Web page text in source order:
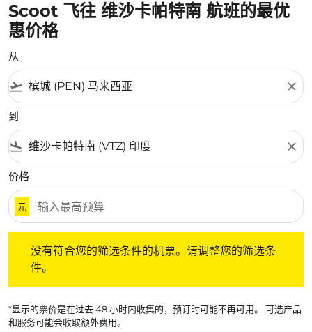
Scoot 飞往 维沙卡帕特南 航班的最优
惠价格
从
flight_takeoff close
到
flight_land close
价格
元
没有符合您的筛选条件的机票。请调整您的筛选条
件。
*显示的票价是在过去 48 小时内收集的，预订时可能不再可用。 可选产品
和服务可能会收取额外费用。